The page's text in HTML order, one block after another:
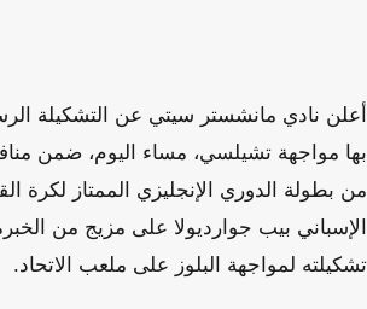
أعلن نادي مانشستر سيتي عن التشكيلة
من بطولة الدوري الإنجليزي الممتاز لكرة
الإسباني بيب جوارديولا على مزيج من
تشكيلته لمواجهة البلوز على ملعب الاتحاد.